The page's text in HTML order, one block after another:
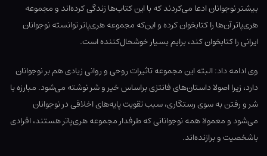
بیشتر نوجوانان ادعا می‌کردند که با این کتاب‌ها زندگی کرده‌اند و مجموعه
هری‌پاتر آن‌ها را کتابخوان کرده و این‌که مجموعه هری‌پاتر توانسته نوجوانان
ایرانی را کتابخوان کند، برایم بسیار خوشحال‌کننده است.
وی ادامه داد:‌ البته این مجموعه تاثیرات روحی و روانی زیادی هم بر نوجوانان
دارد، زیرا اصولا داستان‌های فانتزی براساس خیر و شر نوشته می‌شود. مبارزه با
شر و رفتن به سوی رستگاری، سبب تقویت پایه‌های اخلاقی در نوجوانان
می‌شود و معمولا همه نوجوانانی که طرفدار مجموعه هری‌پاتر هستند، افرادی
باشخصیت و برازنده‌اند.